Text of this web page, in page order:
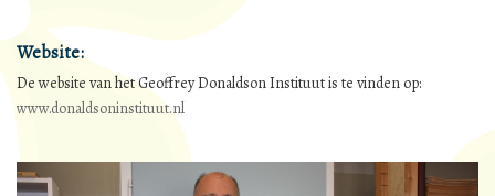
Website:
De website van het Geoffrey Donaldson Instituut is te vinden op:
www.donaldsoninstituut.nl